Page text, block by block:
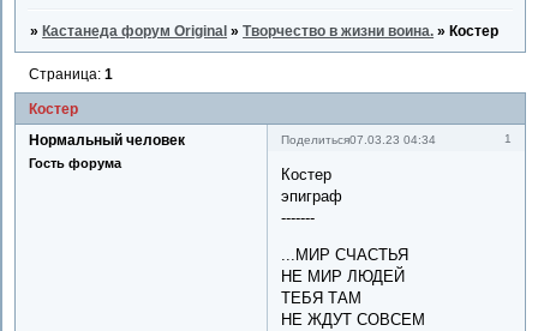
» Кастанеда форум Original »Творчество в жизни воина. » Костер
Костер
Страница:1
Поделиться 1
07.03.23 04:34
Нормальный человек
Гость форума
Костер
эпиграф
-------
...МИР СЧАСТЬЯ
НЕ МИР ЛЮДЕЙ
ТЕБЯ ТАМ
НЕ ЖДУТ СОВСЕМ